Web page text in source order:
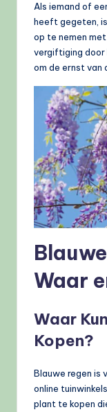
Als iemand of
heeft gegeten,
op te nemen
vergiftiging door
om de ernst van
Waar
Waar
Kopen?
Blauwe regen is
online
plant te kopen